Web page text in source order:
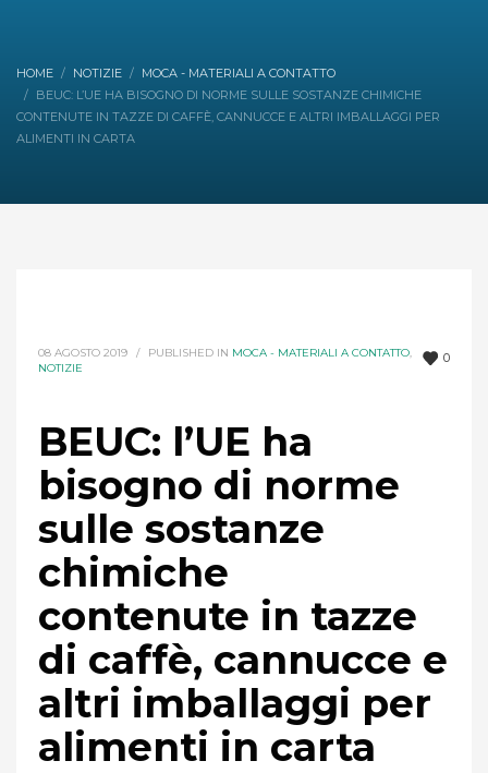
HOME NOTIZIE
MOCA - MATERIALI A CONTATTO
BEUC: L’UE HA BISOGNO DI NORME SULLE SOSTANZE CHIMICHE
CONTENUTE IN TAZZE DI CAFFÈ, CANNUCCE E ALTRI IMBALLAGGI PER
ALIMENTI IN CARTA
0
08 AGOSTO 2019 / PUBLISHED IN MOCA - MATERIALI A CONTATTO,
NOTIZIE
BEUC: l’UE ha
bisogno di norme
sulle sostanze
chimiche
contenute in tazze
di caffè, cannucce e
altri imballaggi per
alimenti in carta